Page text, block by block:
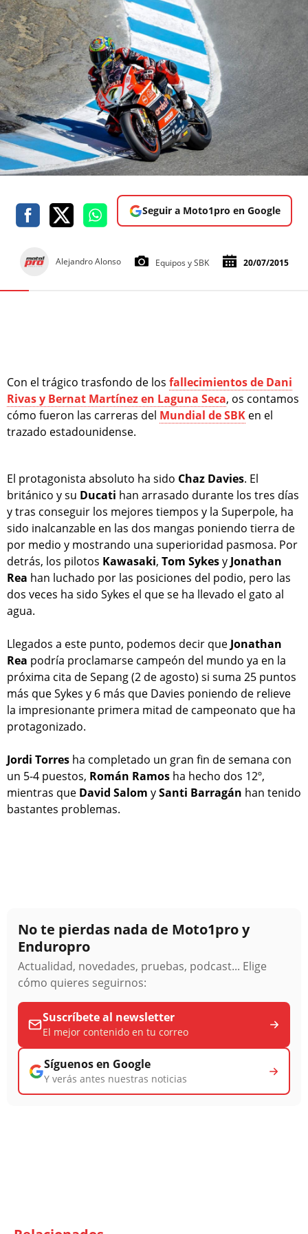
Seguir a Moto1pro en Google
Alejandro Alonso Equipos y SBK 20/07/2015
Con el trágico trasfondo de los fallecimientos de Dani
Rivas y Bernat Martínez en Laguna Seca, os contamos
cómo fueron las carreras del Mundial de SBK en el
trazado estadounidense.
El protagonista absoluto ha sido Chaz Davies. El
británico y su Ducati han arrasado durante los tres días
y tras conseguir los mejores tiempos y la Superpole, ha
sido inalcanzable en las dos mangas poniendo tierra de
por medio y mostrando una superioridad pasmosa. Por
detrás, los pilotos Kawasaki, Tom SykesyJonathan
Rea han luchado por las posiciones del podio, pero las
dos veces ha sido Sykes el que se ha llevado el gato al
agua.
Llegados a este punto, podemos decir queJonathan
Rea podría proclamarse campeón del mundo ya en la
próxima cita de Sepang (2 de agosto) si suma 25 puntos
más que Sykes y 6 más que Davies poniendo de relieve
la impresionante primera mitad de campeonato que ha
protagonizado.
Jordi Torres ha completado un gran fin de semana con
un 5-4 puestos, Román Ramos ha hecho dos 12º,
mientras que David Salom ySanti Barragán han tenido
bastantes problemas.
No te pierdas nada de Moto1pro y
Enduropro
Actualidad, novedades, pruebas, podcast... Elige
cómo quieres seguirnos:
Suscríbete al newsletter
El mejor contenido en tu correo
Síguenos en Google
Y verás antes nuestras noticias